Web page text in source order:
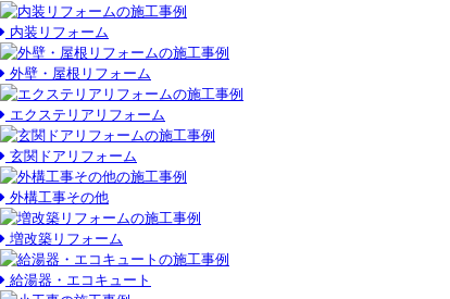
内装リフォーム
外壁・屋根リフォーム
エクステリアリフォーム
玄関ドアリフォーム
外構工事その他
増改築リフォーム
給湯器・エコキュート